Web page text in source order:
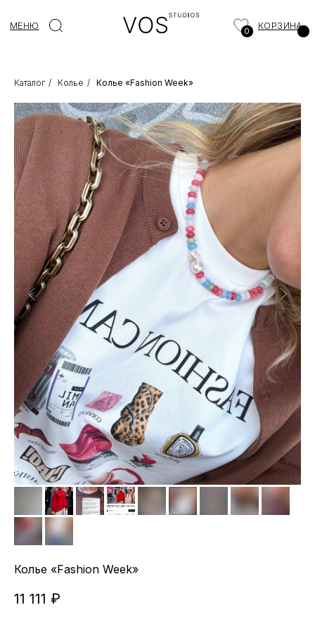
КОРЗИНА
Каталог / Колье / Колье «Fashion Week»
Колье «Fashion Week»
11 111 ₽